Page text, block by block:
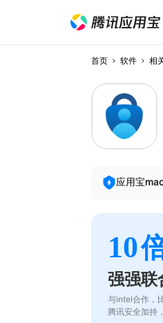
首页 软件 相
应用宝
10
强强联
与intel合作，
腾讯安全加持